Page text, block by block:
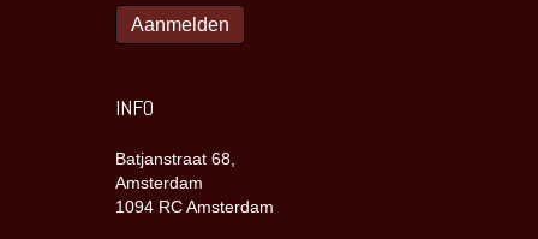
INFO
Batjanstraat 68,
Amsterdam
1094 RC Amsterdam